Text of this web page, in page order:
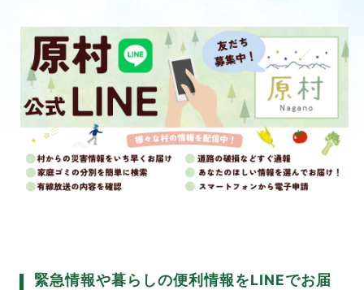
緊急情報や暮らしの便利情報をLINEでお届